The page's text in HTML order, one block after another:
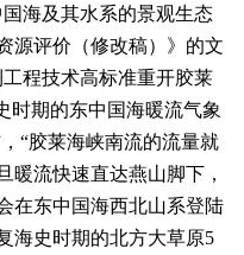
海及其水系的景观生态
源评价（修改稿）》的文
程技术高标准重开胶莱
时期的东中国海暖流气象
“胶莱海峡南流的流量就
暖流快速直达燕山脚下，
在东中国海西北山系登陆
海史时期的北方大草原5